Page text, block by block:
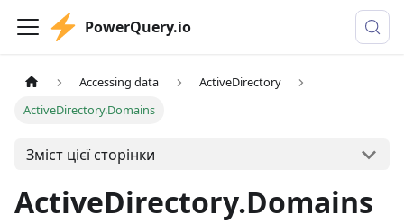
PowerQuery.io
Accessing data
ActiveDirectory
ActiveDirectory.Domains
Зміст цієї сторінки
ActiveDirectory.Domains